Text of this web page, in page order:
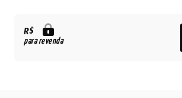
R$
para revenda